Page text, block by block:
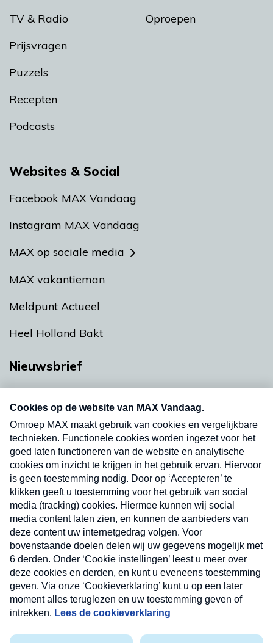
TV & Radio
Prijsvragen
Puzzels
Recepten
Podcasts
Oproepen
Websites & Social
Facebook MAX Vandaag
Instagram MAX Vandaag
MAX op sociale media
MAX vakantieman
Meldpunt Actueel
Heel Holland Bakt
Nieuwsbrief
nieuwsbrief. Elke vrijdag- en dinsdagochtend in
uw mailbox.
Verzend
Nieuwsbrief
Neem hier een gratis abonnement op onze
nieuwsbrief. Elke vrijdag- en dinsdagochtend in uw